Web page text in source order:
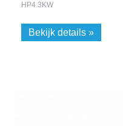
HP4.3KW
Bekijk details »